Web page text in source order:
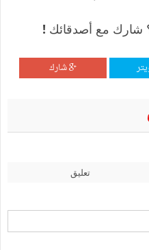
شارك مع أصدقائك !
شارك
تعليق